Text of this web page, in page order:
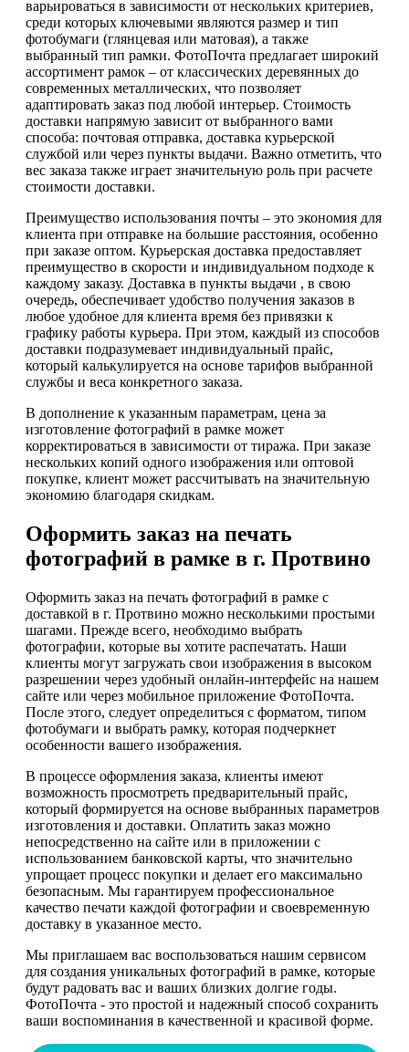
варьироваться в зависимости от нескольких критериев,
среди которых ключевыми являются размер и тип
фотобумаги (глянцевая или матовая), а также
выбранный тип рамки. ФотоПочта предлагает широкий
ассортимент рамок – от классических деревянных до
современных металлических, что позволяет
адаптировать заказ под любой интерьер. Стоимость
доставки напрямую зависит от выбранного вами
способа: почтовая отправка, доставка курьерской
службой или через пункты выдачи. Важно отметить, что
вес заказа также играет значительную роль при расчете
стоимости доставки.
Преимущество использования почты – это экономия для
клиента при отправке на большие расстояния, особенно
при заказе оптом. Курьерская доставка предоставляет
преимущество в скорости и индивидуальном подходе к
каждому заказу. Доставка в пункты выдачи , в свою
очередь, обеспечивает удобство получения заказов в
любое удобное для клиента время без привязки к
графику работы курьера. При этом, каждый из способов
доставки подразумевает индивидуальный прайс,
который калькулируется на основе тарифов выбранной
службы и веса конкретного заказа.
В дополнение к указанным параметрам, цена за
изготовление фотографий в рамке может
корректироваться в зависимости от тиража. При заказе
нескольких копий одного изображения или оптовой
покупке, клиент может рассчитывать на значительную
экономию благодаря скидкам.
Оформить заказ на печать
фотографий в рамке в г. Протвино
Оформить заказ на печать фотографий в рамке с
доставкой в г. Протвино можно несколькими простыми
шагами. Прежде всего, необходимо выбрать
фотографии, которые вы хотите распечатать. Наши
клиенты могут загружать свои изображения в высоком
разрешении через удобный онлайн-интерфейс на нашем
сайте или через мобильное приложение ФотоПочта.
После этого, следует определиться с форматом, типом
фотобумаги и выбрать рамку, которая подчеркнет
особенности вашего изображения.
В процессе оформления заказа, клиенты имеют
возможность просмотреть предварительный прайс,
который формируется на основе выбранных параметров
изготовления и доставки. Оплатить заказ можно
непосредственно на сайте или в приложении с
использованием банковской карты, что значительно
упрощает процесс покупки и делает его максимально
безопасным. Мы гарантируем профессиональное
качество печати каждой фотографии и своевременную
доставку в указанное место.
Мы приглашаем вас воспользоваться нашим сервисом
для создания уникальных фотографий в рамке, которые
будут радовать вас и ваших близких долгие годы.
ФотоПочта - это простой и надежный способ сохранить
ваши воспоминания в качественной и красивой форме.